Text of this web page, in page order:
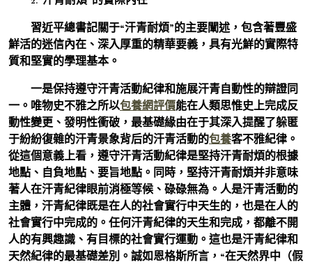
習近平總書記關于“汗青耐煩”的主要闡述，包含著豐盛
鮮活的迷信內在、深入厚重的精華要義，具有光鮮的實際特
質和堅實的學理基本。
一是保持遵守汗青活動紀律和施展汗青自動性的辯證同
一。唯物史不雅之所以包養網評價能在人類思惟史上完成反
動性變更、發明性衝破，最基礎緣由在于其深入提醒了躲匿
于紛紛復雜的汗青景象背后的汗青活動的包養客不雅紀律。
從這個意義上看，遵守汗青活動紀律是堅持汗青耐煩的根據
地點、自負地點、要旨地點。同時，堅持汗青耐煩并非意味
著人在汗青紀律眼前消極等候、碌碌無為。人是汗青活動的
主體，汗青紀律既是在人的社會實行中天生的，也是在人的
社會實行中完成的。任何汗青紀律的天生和完成，都離不開
人的有興趣識、有目標的社會實行運動。這也是汗青紀律和
天然紀律的最基礎差別。誠如恩格斯所言，“在天然界中（假